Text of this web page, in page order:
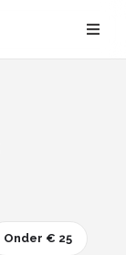
Onder € 25